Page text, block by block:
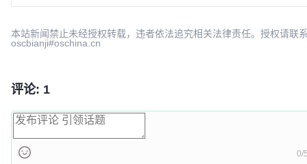
本站新闻禁止未经授权转载，违者依法追究相关法律责任。授权请联
oscbianji#oschina.cn
评论: 1
0/